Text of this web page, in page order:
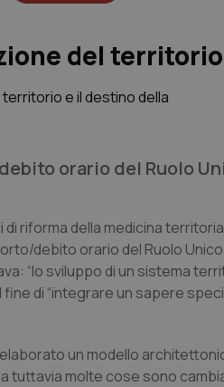
del
orario del Ruolo
di riforma della medicina
debito orario del Ruolo
“lo sviluppo di un sistema
fine di “integrare un sapere
un modello
tuttavia molte cose sono